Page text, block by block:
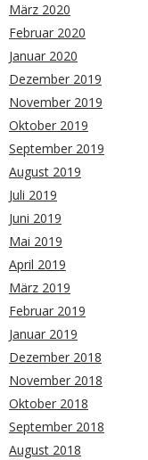
März 2020
Februar 2020
Januar 2020
Dezember 2019
November 2019
Oktober 2019
September 2019
August 2019
Juli 2019
Juni 2019
Mai 2019
April 2019
März 2019
Februar 2019
Januar 2019
Dezember 2018
November 2018
Oktober 2018
September 2018
August 2018